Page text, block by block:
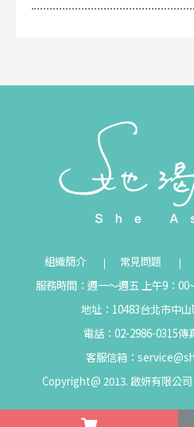
組織簡介 常見問題
服務時間：週一～週五 上午9：
地址：10483台北市中
電話：02-2986-0315傳
客服信箱：
Copyright@ 2013. 啟妍有限公